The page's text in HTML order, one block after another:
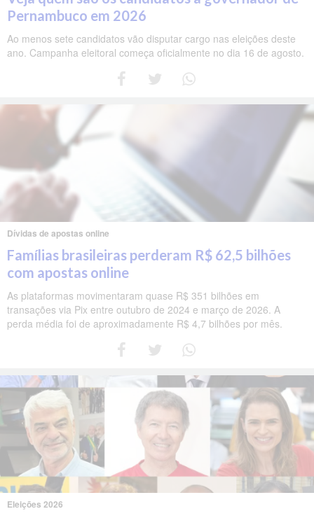
Pernambuco em 2026
Ao menos sete candidatos vão disputar cargo nas eleições deste
ano. Campanha eleitoral começa oficialmente no dia 16 de agosto.
Dívidas de apostas online
Famílias brasileiras perderam R$ 62,5 bilhões
com apostas online
As plataformas movimentaram quase R$ 351 bilhões em
transações via Pix entre outubro de 2024 e março de 2026. A
perda média foi de aproximadamente R$ 4,7 bilhões por mês.
Eleições 2026